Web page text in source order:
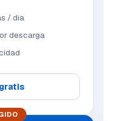
/ día
descarga